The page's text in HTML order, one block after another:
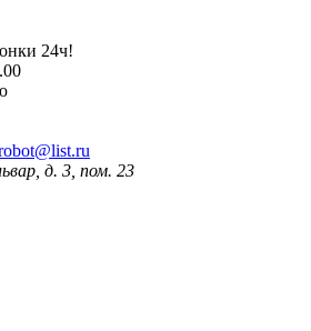
24ч!
д. 3, пом. 23